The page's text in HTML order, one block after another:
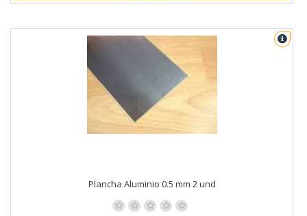
Plancha Aluminio 0.5 mm 2 und